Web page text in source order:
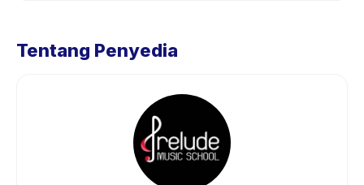
Tentang Penyedia